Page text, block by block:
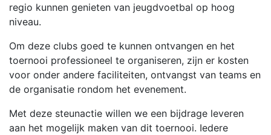
regio kunnen genieten van jeugdvoetbal op hoog
niveau.
Om deze clubs goed te kunnen ontvangen en het
toernooi professioneel te organiseren, zijn er kosten
voor onder andere faciliteiten, ontvangst van teams en
de organisatie rondom het evenement.
Met deze steunactie willen we een bijdrage leveren
aan het mogelijk maken van dit toernooi. Iedere